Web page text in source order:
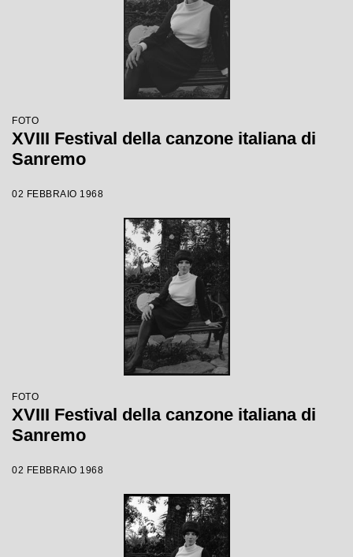
FOTO
XVIII Festival della canzone italiana di
Sanremo
02 FEBBRAIO 1968
FOTO
XVIII Festival della canzone italiana di
Sanremo
02 FEBBRAIO 1968